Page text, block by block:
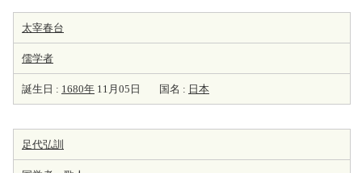
太宰春台
儒学者
誕生日 : 1680年 11月05日 国名 : 日本
足代弘訓